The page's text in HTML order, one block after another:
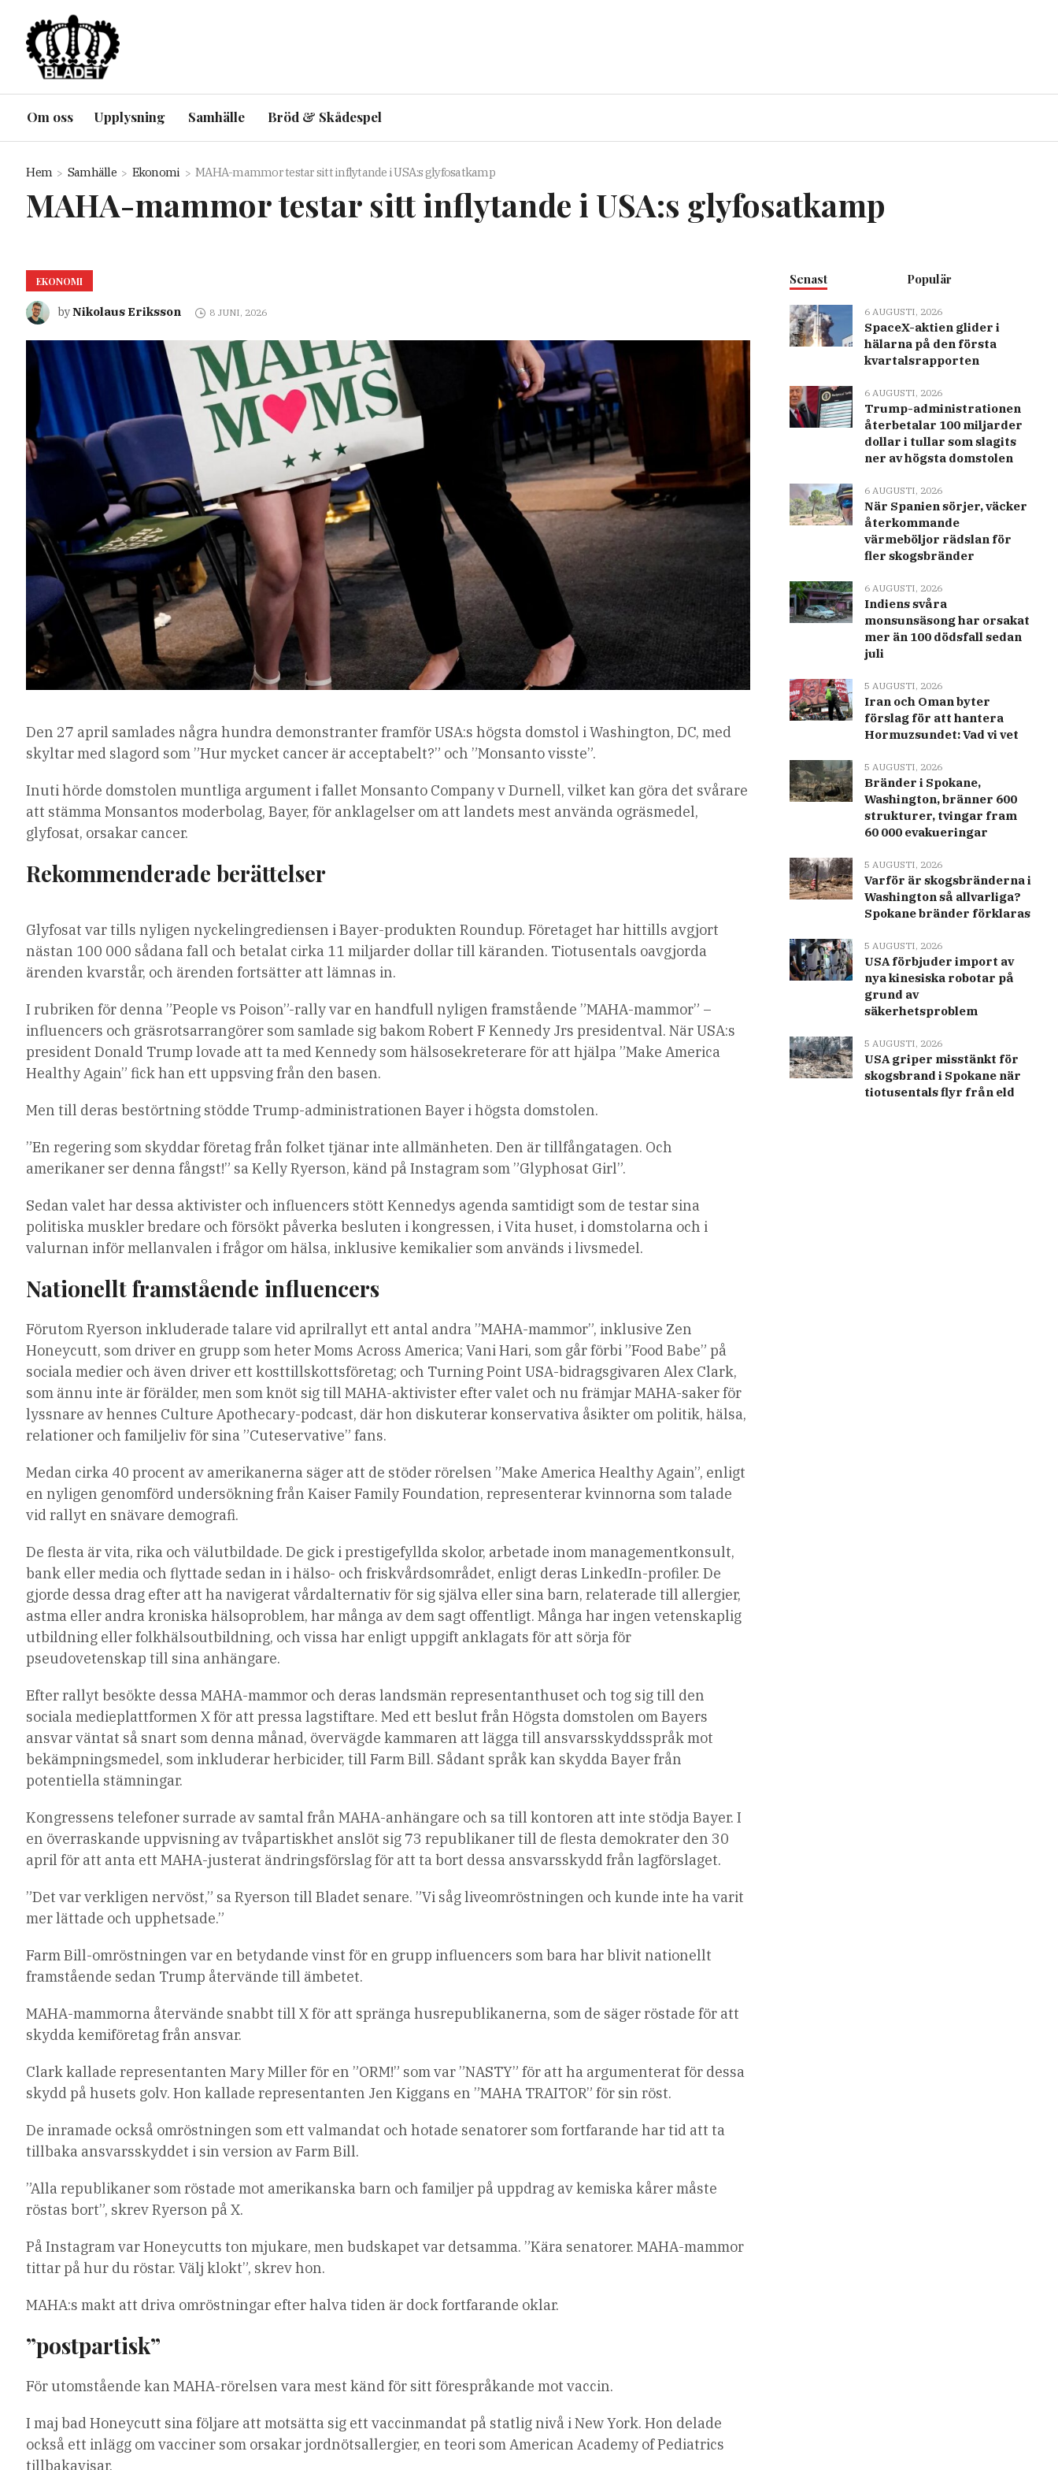
Om oss Upplysning Samhälle Bröd & Skådespel
Hem Samhälle Ekonomi MAHA-mammor testar sitt inflytande i USA:s glyfosatkamp
MAHA-mammor testar sitt inflytande i USA:s glyfosatkamp
EKONOMI
byNikolaus Eriksson 8 JUNI, 2026
Den 27 april samlades några hundra demonstranter framför USA:s högsta domstol i Washington, DC, med
skyltar med slagord som ”Hur mycket cancer är acceptabelt?” och ”Monsanto visste”.
Inuti hörde domstolen muntliga argument i fallet Monsanto Company v Durnell, vilket kan göra det svårare
att stämma Monsantos moderbolag, Bayer, för anklagelser om att landets mest använda ogräsmedel,
glyfosat, orsakar cancer.
Rekommenderade berättelser
med
4
artiklar
av
listan
Glyfosat var tills nyligen nyckelingrediensen i Bayer-produkten Roundup. Företaget har hittills avgjort
nästan 100 000 sådana fall och betalat cirka 11 miljarder dollar till käranden. Tiotusentals oavgjorda
ärenden kvarstår, och ärenden fortsätter att lämnas in.
I rubriken för denna ”People vs Poison”-rally var en handfull nyligen framstående ”MAHA-mammor” –
influencers och gräsrotsarrangörer som samlade sig bakom Robert F Kennedy Jrs presidentval. När USA:s
president Donald Trump lovade att ta med Kennedy som hälsosekreterare för att hjälpa ”Make America
Healthy Again” fick han ett uppsving från den basen.
Men till deras bestörtning stödde Trump-administrationen Bayer i högsta domstolen.
”En regering som skyddar företag från folket tjänar inte allmänheten. Den är tillfångatagen. Och
amerikaner ser denna fångst!” sa Kelly Ryerson, känd på Instagram som ”Glyphosat Girl”.
Sedan valet har dessa aktivister och influencers stött Kennedys agenda samtidigt som de testar sina
politiska muskler bredare och försökt påverka besluten i kongressen, i Vita huset, i domstolarna och i
valurnan inför mellanvalen i frågor om hälsa, inklusive kemikalier som används i livsmedel.
Nationellt framstående influencers
Förutom Ryerson inkluderade talare vid aprilrallyt ett antal andra ”MAHA-mammor”, inklusive Zen
Honeycutt, som driver en grupp som heter Moms Across America; Vani Hari, som går förbi ”Food Babe” på
sociala medier och även driver ett kosttillskottsföretag; och Turning Point USA-bidragsgivaren Alex Clark,
som ännu inte är förälder, men som knöt sig till MAHA-aktivister efter valet och nu främjar MAHA-saker för
lyssnare av hennes Culture Apothecary-podcast, där hon diskuterar konservativa åsikter om politik, hälsa,
relationer och familjeliv för sina ”Cuteservative” fans.
Medan cirka 40 procent av amerikanerna säger att de stöder rörelsen ”Make America Healthy Again”, enligt
en nyligen genomförd undersökning från Kaiser Family Foundation, representerar kvinnorna som talade
vid rallyt en snävare demografi.
De flesta är vita, rika och välutbildade. De gick i prestigefyllda skolor, arbetade inom managementkonsult,
bank eller media och flyttade sedan in i hälso- och friskvårdsområdet, enligt deras LinkedIn-profiler. De
gjorde dessa drag efter att ha navigerat vårdalternativ för sig själva eller sina barn, relaterade till allergier,
astma eller andra kroniska hälsoproblem, har många av dem sagt offentligt. Många har ingen vetenskaplig
utbildning eller folkhälsoutbildning, och vissa har enligt uppgift anklagats för att sörja för
pseudovetenskap till sina anhängare.
Efter rallyt besökte dessa MAHA-mammor och deras landsmän representanthuset och tog sig till den
sociala medieplattformen X för att pressa lagstiftare. Med ett beslut från Högsta domstolen om Bayers
ansvar väntat så snart som denna månad, övervägde kammaren att lägga till ansvarsskyddsspråk mot
bekämpningsmedel, som inkluderar herbicider, till Farm Bill. Sådant språk kan skydda Bayer från
potentiella stämningar.
Kongressens telefoner surrade av samtal från MAHA-anhängare och sa till kontoren att inte stödja Bayer. I
en överraskande uppvisning av tvåpartiskhet anslöt sig 73 republikaner till de flesta demokrater den 30
april för att anta ett MAHA-justerat ändringsförslag för att ta bort dessa ansvarsskydd från lagförslaget.
”Det var verkligen nervöst,” sa Ryerson till Bladet senare. ”Vi såg liveomröstningen och kunde inte ha varit
mer lättade och upphetsade.”
Farm Bill-omröstningen var en betydande vinst för en grupp influencers som bara har blivit nationellt
framstående sedan Trump återvände till ämbetet.
MAHA-mammorna återvände snabbt till X för att spränga husrepublikanerna, som de säger röstade för att
skydda kemiföretag från ansvar.
Clark kallade representanten Mary Miller för en ”ORM!” som var ”NASTY” för att ha argumenterat för dessa
skydd på husets golv. Hon kallade representanten Jen Kiggans en ”MAHA TRAITOR” för sin röst.
De inramade också omröstningen som ett valmandat och hotade senatorer som fortfarande har tid att ta
tillbaka ansvarsskyddet i sin version av Farm Bill.
”Alla republikaner som röstade mot amerikanska barn och familjer på uppdrag av kemiska kårer måste
röstas bort”, skrev Ryerson på X.
På Instagram var Honeycutts ton mjukare, men budskapet var detsamma. ”Kära senatorer. MAHA-mammor
tittar på hur du röstar. Välj klokt”, skrev hon.
MAHA:s makt att driva omröstningar efter halva tiden är dock fortfarande oklar.
”postpartisk”
För utomstående kan MAHA-rörelsen vara mest känd för sitt förespråkande mot vaccin.
I maj bad Honeycutt sina följare att motsätta sig ett vaccinmandat på statlig nivå i New York. Hon delade
också ett inlägg om vacciner som orsakar jordnötsallergier, en teori som American Academy of Pediatrics
tillbakavisar.
Senast Populär
6 AUGUSTI, 2026
SpaceX-aktien glider i
hälarna på den första
kvartalsrapporten
6 AUGUSTI, 2026
Trump-administrationen
återbetalar 100 miljarder
dollar i tullar som slagits
ner av högsta domstolen
6 AUGUSTI, 2026
När Spanien sörjer, väcker
återkommande
värmeböljor rädslan för
fler skogsbränder
6 AUGUSTI, 2026
Indiens svåra
monsunsäsong har orsakat
mer än 100 dödsfall sedan
juli
5 AUGUSTI, 2026
Iran och Oman byter
förslag för att hantera
Hormuzsundet: Vad vi vet
5 AUGUSTI, 2026
Bränder i Spokane,
Washington, bränner 600
strukturer, tvingar fram
60 000 evakueringar
5 AUGUSTI, 2026
Varför är skogsbränderna i
Washington så allvarliga?
Spokane bränder förklaras
5 AUGUSTI, 2026
USA förbjuder import av
nya kinesiska robotar på
grund av
säkerhetsproblem
5 AUGUSTI, 2026
USA griper misstänkt för
skogsbrand i Spokane när
tiotusentals flyr från eld